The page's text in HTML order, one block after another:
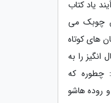
یاد کتاب
چوبک می
های کوتاه
را به
چطوره که
روده هاشو